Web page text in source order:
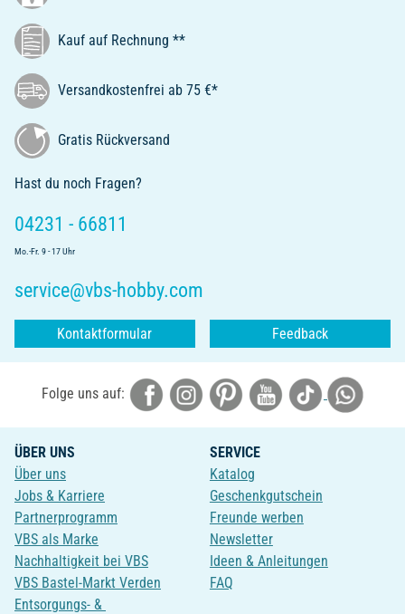
Kauf auf Rechnung **
Versandkostenfrei ab 75 €*
Gratis Rückversand
Hast du noch Fragen?
04231 - 66811
Mo.-Fr. 9 - 17 Uhr
service@vbs-hobby.com
Kontaktformular Feedback
Folge uns auf:
ÜBER UNS
Über uns
Jobs & Karriere
Partnerprogramm
VBS als Marke
Nachhaltigkeit bei VBS
VBS Bastel-Markt Verden
Entsorgungs- &
SERVICE
Katalog
Geschenkgutschein
Freunde werben
Newsletter
Ideen & Anleitungen
FAQ